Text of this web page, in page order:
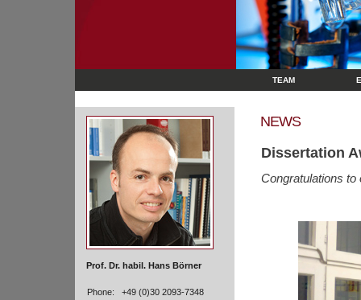
TEAM
Prof. Dr. habil. Hans Börner
Phone:
+49 (0)30 2093-7348
NEWS
Dissertation
Congratulations to